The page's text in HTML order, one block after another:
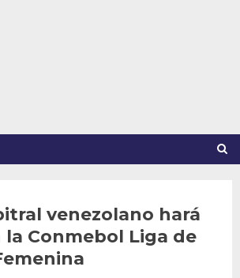
venezolano hará
Conmebol Liga de